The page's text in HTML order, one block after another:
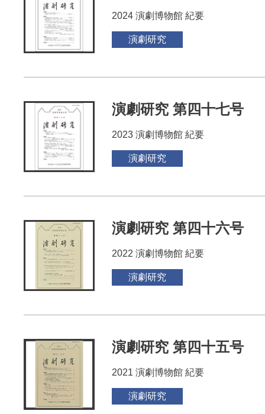
2024 演劇博物館 紀要
演劇研究
演劇研究 第四十七号
2023 演劇博物館 紀要
演劇研究
演劇研究 第四十六号
2022 演劇博物館 紀要
演劇研究
演劇研究 第四十五号
2021 演劇博物館 紀要
演劇研究